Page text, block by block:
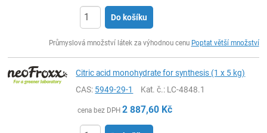
Do košíku
Průmyslová množství látek za výhodnou cenu Poptat větší množství
Citric acid monohydrate for synthesis (1 x 5 kg)
CAS: 5949-29-1 Kat. č.: LC-4848.1
cena bez DPH 2 887,60 Kč